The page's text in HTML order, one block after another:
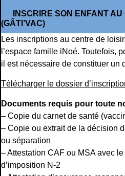
INSCRIRE SON ENFANT
(GÂTI’VAC)
Les inscriptions au centre de
l’espace famille iNoé. Toutefois,
il est nécessaire de constituer un
Télécharger le dossier
Documents requis pour toute
– Copie du carnet de santé
– Copie ou extrait de la décision
ou séparation
– Attestation CAF ou MSA avec
d’imposition N-2